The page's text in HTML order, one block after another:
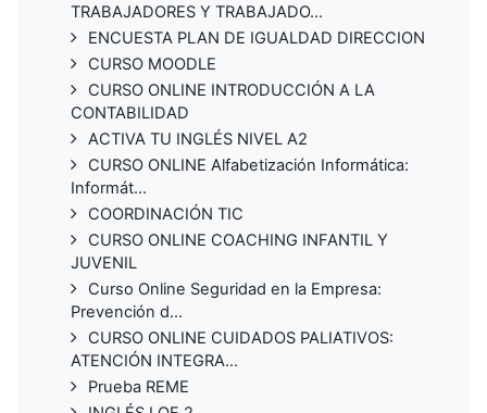
TRABAJADORES Y TRABAJADO...
ENCUESTA PLAN DE IGUALDAD DIRECCION
CURSO MOODLE
CURSO ONLINE INTRODUCCIÓN A LA
CONTABILIDAD
ACTIVA TU INGLÉS NIVEL A2
CURSO ONLINE Alfabetización Informática:
Informát...
COORDINACIÓN TIC
CURSO ONLINE COACHING INFANTIL Y
JUVENIL
Curso Online Seguridad en la Empresa:
Prevención d...
CURSO ONLINE CUIDADOS PALIATIVOS:
ATENCIÓN INTEGRA...
Prueba REME